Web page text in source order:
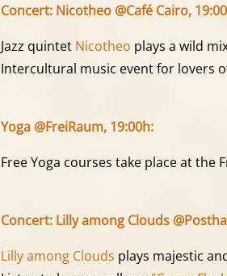
Concert: Nicotheo @Café Cairo,
Jazz quintet Nicotheo plays a wild
Intercultural music event for lovers
Yoga @FreiRaum, 19:00h:
Free Yoga courses take place at the
Concert: Lilly among Clouds
Lilly among Clouds plays majestic